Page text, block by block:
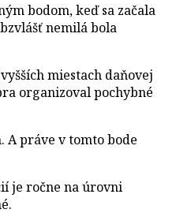
bodom, keď sa začala
nemilá bola
miestach daňovej
organizoval pochybné
A práve v tomto bode
je ročne na úrovni